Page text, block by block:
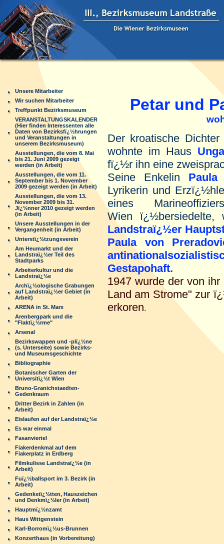
Unsere Mitarbeiter
Wir suchen Mitarbeiter
Treffpunkt Bezirksmuseum
VERANSTALTUNGSKALENDER
(Hier finden Interessenten alle
Daten von Bezirksfï¿½hrungen
und Veranstaltungen in
unserem Bezirksmuseum)
Ausstellungen, die vom 8. Mai
bis 21. Juni 2009 gezeigt
werden (in Arbeit)
Ausstellungen, die vom 11.
September bis 1. November
2009 gezeigt werden (in Arbeit)
Ausstellungen, die vom 13.
November 2009 bis 31.
Jï¿½nner 2010 gezeigt werden
(in Arbeit)
Unsere Ausstellungen in der
Vergangenheit (in Arbeit)
Unterstï¿½tzungsverein
Am Heumarkt und der
Landstraï¿½er Teil des
Stadtparks
Arbeiterkultur und die
Landstraï¿½e
Archï¿½ologische Grabungen
auf Landstraï¿½er Gebiet (in
Arbeit)
ARENA in St. Marx
Arenbergpark und die
"Flaktï¿½rme"
Arsenal
Bezirkswappen und -plï¿½ne
(s. Unterseite) sowie Bezirks-
und Museumsgeschichte
Bibliographie
Botanischer Garten der
Universitï¿½t Wien
Bruno-Granichstaedten-
Gedenkraum
Dritter Bezirk in Zahlen (in
Arbeit)
Eislaufen auf der Landstraï¿½e
Es war einmal
Fasanviertel
Fiakerdenkmal auf dem
Fiakerplatz in Erdberg
Filmkulisse Landstraï¿½e (in
Arbeit)
Fuï¿½ballsport im 3. Bezirk (in
Arbeit)
Gedenkstï¿½tten, Hauszeichen
und Denkmï¿½ler (in Arbeit)
Hauptmï¿½nzamt
Haus Wittgenstein
Karl-Borromï¿½us-Brunnen
Konzerthaus (in Vorbereitung)
Petar und
Der kroatische
wohnte im Haus
fï¿½r ihn eine
Seine Enkelin
Lyrikerin und
eines
Wien ï¿½bersiedelte,
Landstraï¿½er
Paula von
Gestapohaft.
1947 wurde der von
Land am Strome" zur
erkoren.